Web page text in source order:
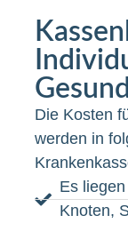
Die Kosten
werden in
Es
Knoten,